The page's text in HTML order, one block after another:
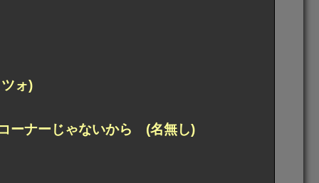
ォ)
ーナーじゃないから (名無し)